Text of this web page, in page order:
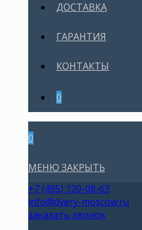
ДОСТАВКА
ГАРАНТИЯ
КОНТАКТЫ
0
0
МЕНЮ ЗАКРЫТЬ
+7 (495) 120-08-63
info@dvery-moscow.ru
заказать звонок